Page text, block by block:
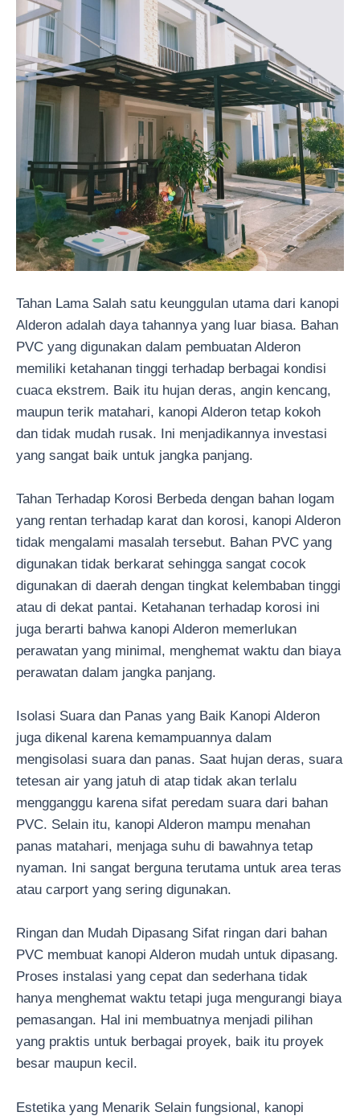
Tahan Lama Salah satu keunggulan utama dari kanopi
Alderon adalah daya tahannya yang luar biasa. Bahan
PVC yang digunakan dalam pembuatan Alderon
memiliki ketahanan tinggi terhadap berbagai kondisi
cuaca ekstrem. Baik itu hujan deras, angin kencang,
maupun terik matahari, kanopi Alderon tetap kokoh
dan tidak mudah rusak. Ini menjadikannya investasi
yang sangat baik untuk jangka panjang.
Tahan Terhadap Korosi Berbeda dengan bahan logam
yang rentan terhadap karat dan korosi, kanopi Alderon
tidak mengalami masalah tersebut. Bahan PVC yang
digunakan tidak berkarat sehingga sangat cocok
digunakan di daerah dengan tingkat kelembaban tinggi
atau di dekat pantai. Ketahanan terhadap korosi ini
juga berarti bahwa kanopi Alderon memerlukan
perawatan yang minimal, menghemat waktu dan biaya
perawatan dalam jangka panjang.
Isolasi Suara dan Panas yang Baik Kanopi Alderon
juga dikenal karena kemampuannya dalam
mengisolasi suara dan panas. Saat hujan deras, suara
tetesan air yang jatuh di atap tidak akan terlalu
mengganggu karena sifat peredam suara dari bahan
PVC. Selain itu, kanopi Alderon mampu menahan
panas matahari, menjaga suhu di bawahnya tetap
nyaman. Ini sangat berguna terutama untuk area teras
atau carport yang sering digunakan.
Ringan dan Mudah Dipasang Sifat ringan dari bahan
PVC membuat kanopi Alderon mudah untuk dipasang.
Proses instalasi yang cepat dan sederhana tidak
hanya menghemat waktu tetapi juga mengurangi biaya
pemasangan. Hal ini membuatnya menjadi pilihan
yang praktis untuk berbagai proyek, baik itu proyek
besar maupun kecil.
Estetika yang Menarik Selain fungsional, kanopi